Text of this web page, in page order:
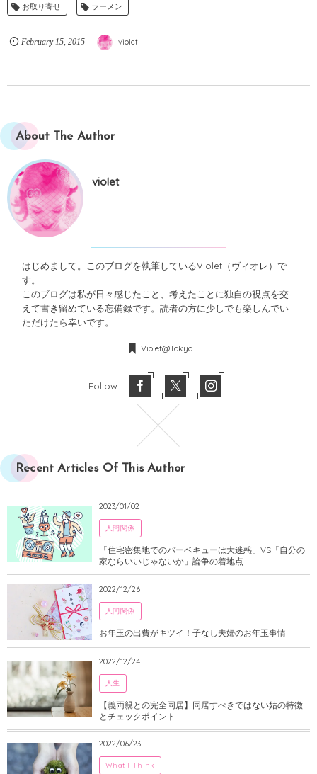
お取り寄せ ラーメン
February 15, 2015 violet
About The Author
violet
はじめまして。このブログを執筆しているViolet（ヴィオレ）で
す。
このブログは私が日々感じたこと、考えたことに独自の視点を交
えて書き留めている忘備録です。読者の方に少しでも楽しんでい
ただけたら幸いです。
Violet@Tokyo
Follow :
Recent Articles Of This Author
2023/01/02
人間関係
「住宅密集地でのバーベキューは大迷惑」VS「自分の
家ならいいじゃないか」論争の着地点
2022/12/26
人間関係
お年玉の出費がキツイ！子なし夫婦のお年玉事情
2022/12/24
人生
【義両親との完全同居】同居すべきではない姑の特徴
とチェックポイント
2022/06/23
What I Think